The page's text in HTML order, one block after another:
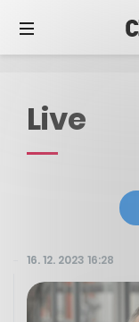
Live
16. 12. 2023 16:28